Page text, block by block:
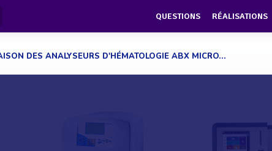
QUESTIONS RÉALISATIONS
DES ANALYSEURS D'HÉMATOLOGIE ABX MICRO...